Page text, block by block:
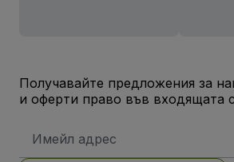
Получавайте предложения за
и оферти право във входящата
адрес